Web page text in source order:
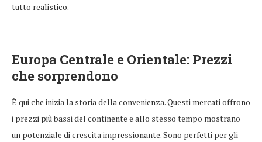
tutto realistico.
Europa Centrale e Orientale: Prezzi
che sorprendono
È qui che inizia la storia della convenienza. Questi mercati offrono
i prezzi più bassi del continente e allo stesso tempo mostrano
un potenziale di crescita impressionante. Sono perfetti per gli